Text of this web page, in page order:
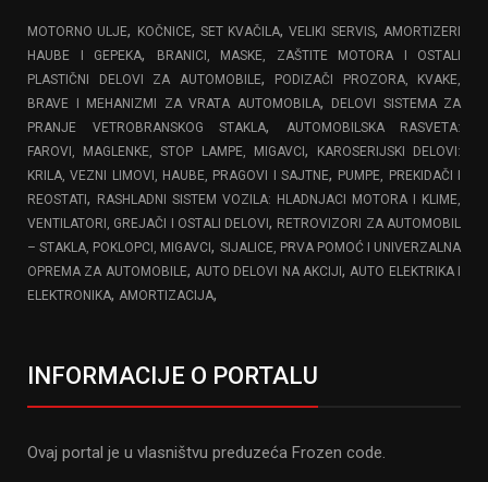
MOTORNO ULJE, KOČNICE, SET KVAČILA,VELIKI SERVIS,AMORTIZERI
HAUBE I GEPEKA,
BRANICI, MASKE, ZAŠTITE MOTORA I OSTALI
PLASTIČNI DELOVI ZA AUTOMOBILE,
PODIZAČI PROZORA, KVAKE,
BRAVE I MEHANIZMI ZA VRATA AUTOMOBILA,
DELOVI SISTEMA ZA
PRANJE VETROBRANSKOG STAKLA,
AUTOMOBILSKA RASVETA:
FAROVI, MAGLENKE, STOP LAMPE, MIGAVCI ,
KAROSERIJSKI DELOVI:
KRILA, VEZNI LIMOVI, HAUBE, PRAGOVI I SAJTNE, PUMPE, PREKIDAČI I
REOSTATI ,
RASHLADNI SISTEM VOZILA: HLADNJACI MOTORA I KLIME,
VENTILATORI, GREJAČI I OSTALI DELOVI, RETROVIZORI ZA AUTOMOBIL
– STAKLA, POKLOPCI, MIGAVCI, SIJALICE, PRVA POMOĆ I UNIVERZALNA
OPREMA ZA AUTOMOBILE,AUTO DELOVI NA AKCIJI,AUTO ELEKTRIKA I
ELEKTRONIKA, AMORTIZACIJA,
INFORMACIJE O PORTALU
Ovaj portal je u vlasništvu preduzeća Frozen code.